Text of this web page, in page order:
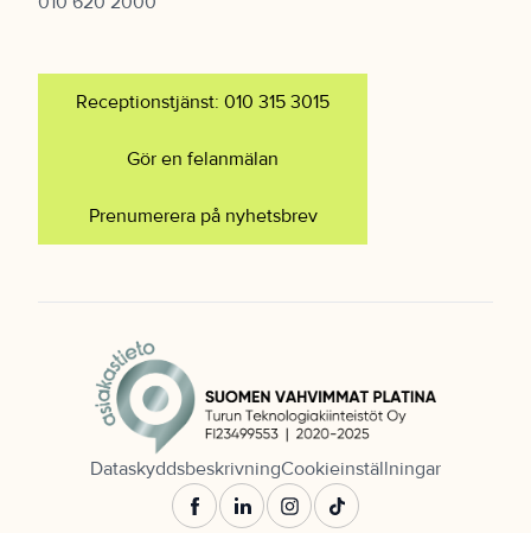
Receptionstjänst: 010 315 3015
Gör en felanmälan
Prenumerera på nyhetsbrev
DataskyddsbeskrivningCookieinställningar